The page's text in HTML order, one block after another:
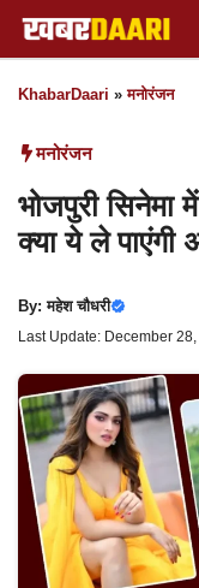
Skip
to
content
KhabarDaari »मनोरंजन
मनोरंजन
भोजपुरी सिनेमा
क्या ये ले पाएंगी
By:महेश चौधरी
Last Update: December